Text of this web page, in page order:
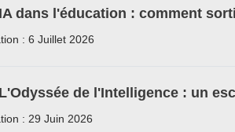
IA dans l'éducation : comment
: 6 Juillet 2026
L'Odyssée de l'Intelligence : un
: 29 Juin 2026